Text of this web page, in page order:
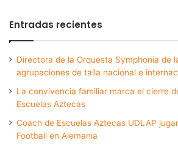
Entradas recientes
Directora de la Orquesta Symphonia de
agrupaciones de talla nacional e
La convivencia familiar marca el cierre
Escuelas Aztecas
Coach de Escuelas Aztecas UDLAP
Football en Alemania